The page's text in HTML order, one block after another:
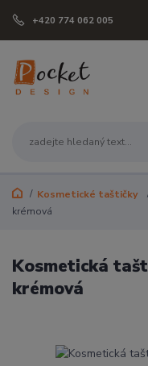
+420 774 062 005
Kosmetické taštičky
krémová
Kosmetická
krémová